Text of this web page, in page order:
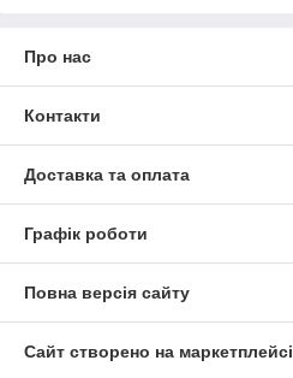
Про нас
Контакти
Доставка та оплата
Графік роботи
Повна версія сайту
Сайт створено на маркетплейсі